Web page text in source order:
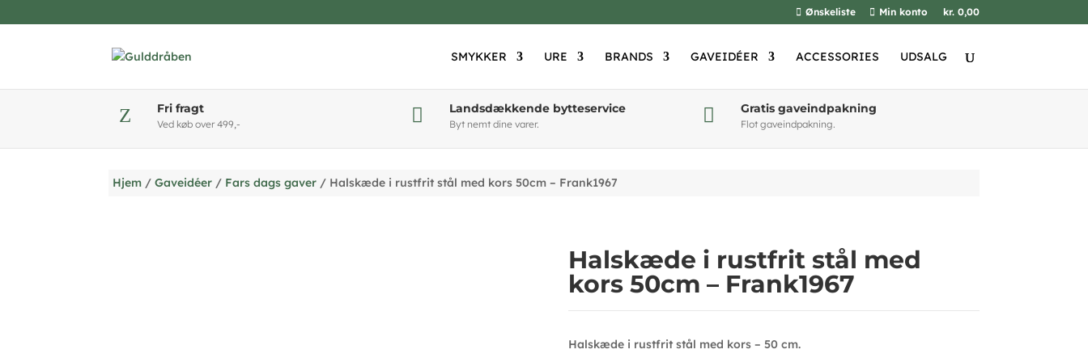
Ønskeliste Min konto kr. 0,00
SMYKKER URE BRANDS GAVEIDÉER ACCESSORIES UDSALG
Z Fri fragt
Ved køb over 499,-  Landsdækkende bytteservice
Byt nemt dine varer.  Gratis gaveindpakning
Flot gaveindpakning.
Hjem /Gaveidéer / Fars dags gaver / Halskæde i rustfrit stål med kors 50cm – Frank1967
Halskæde i rustfrit stål med
kors 50cm – Frank1967
Halskæde i rustfrit stål med kors – 50 cm.